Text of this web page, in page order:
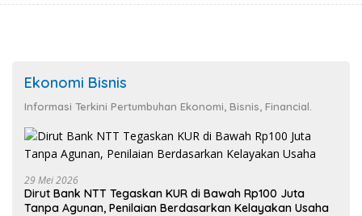
Ekonomi Bisnis
Informasi Terkini Pertumbuhan Ekonomi, Bisnis, Financial.
29 Mei 2026
Dirut Bank NTT Tegaskan KUR di Bawah Rp100 Juta
Tanpa Agunan, Penilaian Berdasarkan Kelayakan Usaha